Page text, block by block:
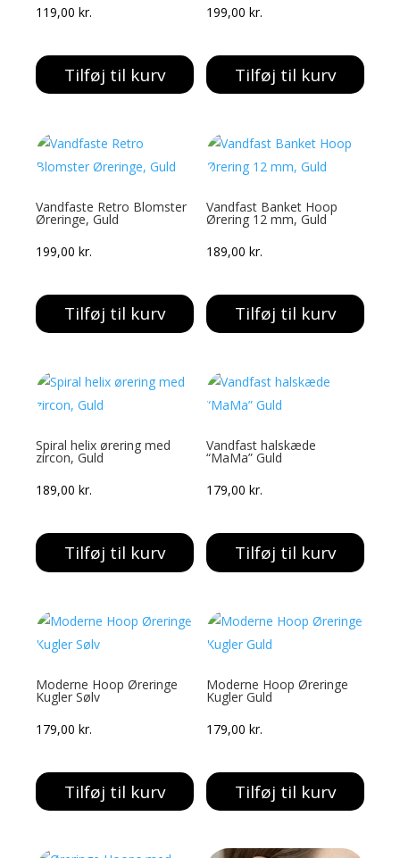
119,00kr.
Tilføj til kurv
199,00kr.
Tilføj til kurv
Vandfaste Retro Blomster
Øreringe, Guld
199,00kr.
Tilføj til kurv
Vandfast Banket Hoop
Ørering 12 mm, Guld
189,00kr.
Tilføj til kurv
Spiral helix ørering med
zircon, Guld
189,00kr.
Tilføj til kurv
Vandfast halskæde
“MaMa” Guld
179,00kr.
Tilføj til kurv
Moderne Hoop Øreringe
Kugler Sølv
179,00kr.
Tilføj til kurv
Moderne Hoop Øreringe
Kugler Guld
179,00kr.
Tilføj til kurv